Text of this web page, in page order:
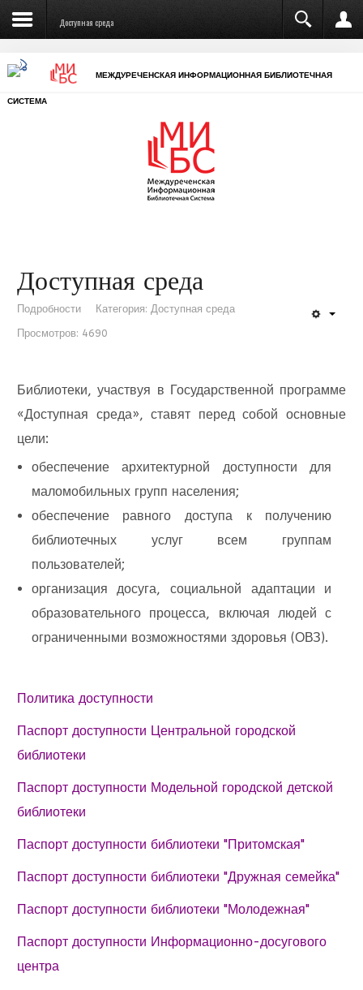
Доступная среда
Регистрация
Забыли логин?
МЕЖДУРЕЧЕНСКАЯ ИНФОРМАЦИОННАЯ БИБЛИОТЕЧНАЯ
СИСТЕМА
Доступная среда
Подробности Категория: Доступная среда
Просмотров: 4690
Библиотеки, участвуя в Государственной программе
«Доступная среда», ставят перед собой основные
цели:
обеспечение архитектурной доступности для
маломобильных групп населения;
обеспечение равного доступа к получению
библиотечных услуг всем группам
пользователей;
организация досуга, социальной адаптации и
образовательного процесса, включая людей с
ограниченными возможностями здоровья (ОВЗ).
Политика доступности
Паспорт доступности Центральной городской
библиотеки
Паспорт доступности Модельной городской детской
библиотеки
Паспорт доступности библиотеки "Притомская"
Паспорт доступности библиотеки "Дружная семейка"
Паспорт доступности библиотеки "Молодежная"
Паспорт доступности Информационно-досугового
центра